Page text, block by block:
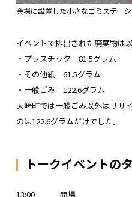
会場に設置した小さなゴミステー
イベントで排出された廃棄物は
・プラスチック 81.5グラム
・その他紙 61.5グラム
・一般ごみ 122.6グラム
大崎町では一般ごみ以外はリサ
のは122.6グラムだけでした。
トークイベントの
13:00 開場